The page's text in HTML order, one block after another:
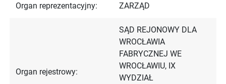
Organ reprezentacyjny: ZARZĄD
Organ rejestrowy:
SĄD REJONOWY DLA
WROCŁAWIA
FABRYCZNEJ WE
WROCŁAWIU, IX
WYDZIAŁ